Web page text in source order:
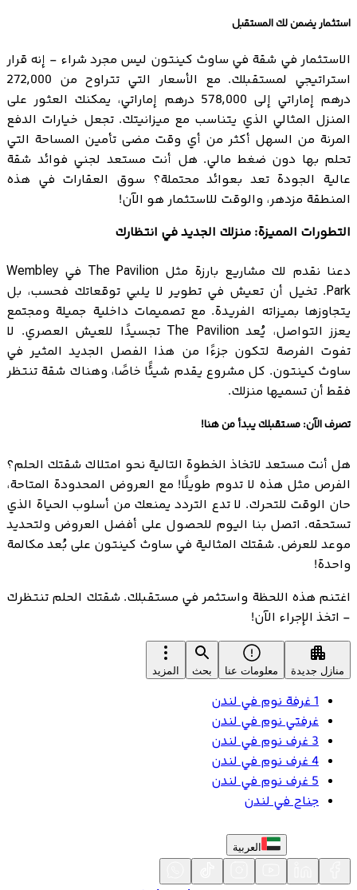
استثمار يضمن لك المستقبل
الاستثمار في شقة في ساوث كينتون ليس مجرد شراء - إنه قرار
استراتيجي لمستقبلك. مع الأسعار التي تتراوح من 272,000
درهم إماراتي إلى 578,000 درهم إماراتي، يمكنك العثور على
المنزل المثالي الذي يتناسب مع ميزانيتك. تجعل خيارات الدفع
المرنة من السهل أكثر من أي وقت مضى تأمين المساحة التي
تحلم بها دون ضغط مالي. هل أنت مستعد لجني فوائد شقة
عالية الجودة تعد بعوائد محتملة؟ سوق العقارات في هذه
المنطقة مزدهر، والوقت للاستثمار هو الآن!
التطورات المميزة: منزلك الجديد في انتظارك
دعنا نقدم لك مشاريع بارزة مثل The Pavilion في Wembley
Park. تخيل أن تعيش في تطوير لا يلبي توقعاتك فحسب، بل
يتجاوزها بميزاته الفريدة. مع تصميمات داخلية جميلة ومجتمع
يعزز التواصل، يُعد The Pavilion تجسيدًا للعيش العصري. لا
تفوت الفرصة لتكون جزءًا من هذا الفصل الجديد المثير في
ساوث كينتون. كل مشروع يقدم شيئًا خاصًا، وهناك شقة تنتظر
فقط أن تسميها منزلك.
تصرف الآن: مستقبلك يبدأ من هنا!
هل أنت مستعد لاتخاذ الخطوة التالية نحو امتلاك شقتك الحلم؟
الفرص مثل هذه لا تدوم طويلًا! مع العروض المحدودة المتاحة،
حان الوقت للتحرك. لا تدع التردد يمنعك من أسلوب الحياة الذي
تستحقه. اتصل بنا اليوم للحصول على أفضل العروض ولتحديد
موعد للعرض. شقتك المثالية في ساوث كينتون على بُعد مكالمة
واحدة!
اغتنم هذه اللحظة واستثمر في مستقبلك. شقتك الحلم تنتظرك
- اتخذ الإجراء الآن!
منازل جديدة معلومات عنا بحث المزيد
1 غرفة نوم في لندن
غرفتي نوم في لندن
3 غرف نوم في لندن
4 غرف نوم في لندن
5 غرف نوم في لندن
جناح في لندن
العربية